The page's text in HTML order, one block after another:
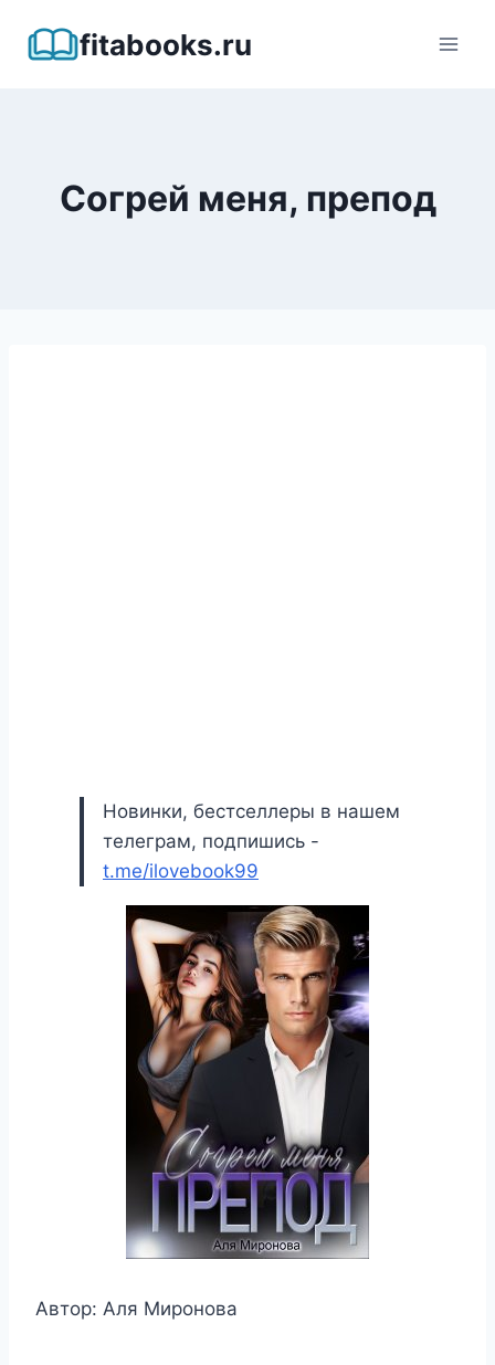
fitabooks.ru
Согрей меня, препод
Новинки, бестселлеры в нашем
телеграм, подпишись -
t.me/ilovebook99
Автор: Аля Миронова